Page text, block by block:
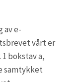
av e-
vårt er
bokstav a,
samtykket